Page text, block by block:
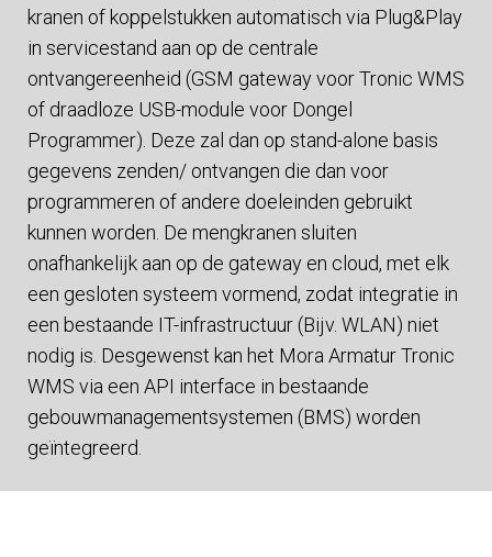
kranen of koppelstukken automatisch via Plug&Play
in servicestand aan op de centrale
ontvangereenheid (GSM gateway voor Tronic WMS
of draadloze USB-module voor Dongel
Programmer). Deze zal dan op stand-alone basis
gegevens zenden/ ontvangen die dan voor
programmeren of andere doeleinden gebruikt
kunnen worden. De mengkranen sluiten
onafhankelijk aan op de gateway en cloud, met elk
een gesloten systeem vormend, zodat integratie in
een bestaande IT-infrastructuur (Bijv. WLAN) niet
nodig is. Desgewenst kan het Mora Armatur Tronic
WMS via een API interface in bestaande
gebouwmanagementsystemen (BMS) worden
geïntegreerd.